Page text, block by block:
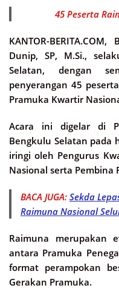
45 Peserta
KANTOR-BERITA.COM,
Dunip, SP, M.Si.,
Selatan, dengan
penyerangan 45
Pramuka Kwartir
Acara ini digelar di
Bengkulu Selatan pada
iringi oleh Pengurus
Nasional serta Pembina
BACA JUGA: Sekda
Raimuna Nasional
Raimuna merupakan
antara Pramuka
format perampokan
Gerakan Pramuka.